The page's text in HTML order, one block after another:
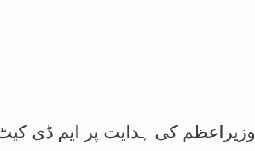
وزیراعظم کی ہدایت پر ایم ڈی کیٹ 2026 ملتوی، نئی تاریخ کا